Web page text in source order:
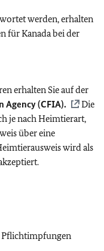
werden, erhalten
für Kanada bei der
erhalten Sie auf der
Agency (CFIA).
Die
je nach Heimtierart,
über eine
wird als
Pflichtimpfungen